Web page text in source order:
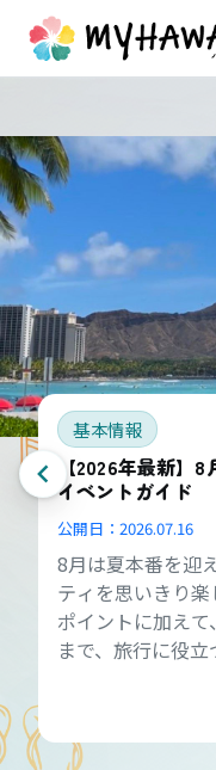
基本情報
【2026年最新】
イベントガイド
公開日： 2026.07.16
8月は夏本番を迎
ティを思いきり
ポイントに加え
まで、旅行に役